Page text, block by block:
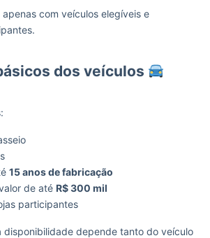
com veículos elegíveis e
dos veículos
15 anos de fabricação
de até R$ 300 mil
participantes
disponibilidade depende tanto do veículo